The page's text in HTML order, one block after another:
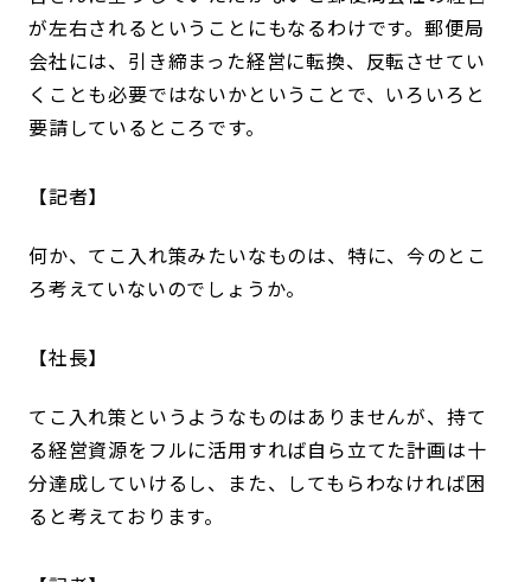
が左右されるということにもなるわけです。郵便局
会社には、引き締まった経営に転換、反転させてい
くことも必要ではないかということで、いろいろと
要請しているところです。
記者
何か、てこ入れ策みたいなものは、特に、今のとこ
ろ考えていないのでしょうか。
社長
てこ入れ策というようなものはありませんが、持て
る経営資源をフルに活用すれば自ら立てた計画は十
分達成していけるし、また、してもらわなければ困
ると考えております。